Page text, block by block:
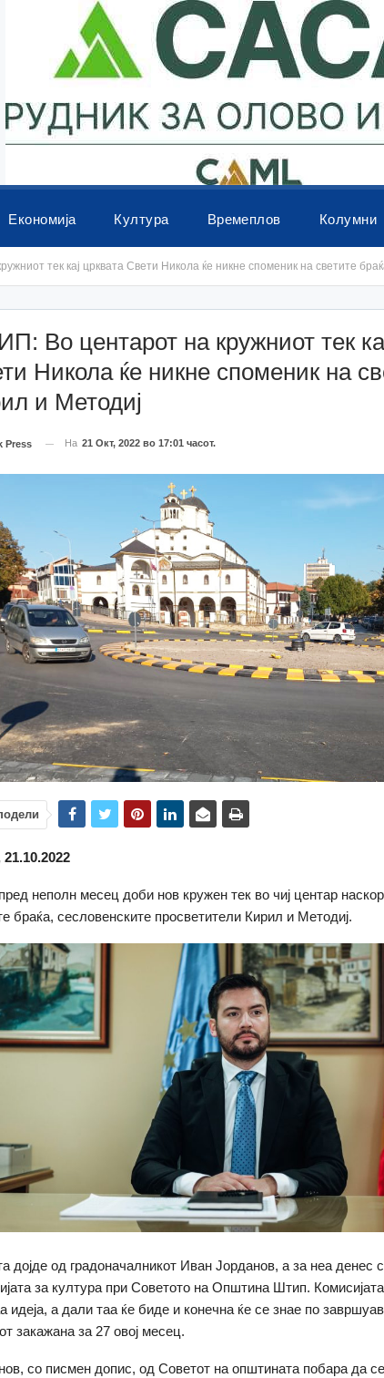
Економија Култура Времеплов Колумни
тек кај црквата Свети Никола ќе никне споменик на светите
Во центарот на кружниот тек
Никола ќе никне споменик на
и Методиј
Press На 21 Окт, 2022 во 17:01 часот.
неполн месец доби нов кружен тек во чиј центар
браќа, сесловенските просветители Кирил и Методиј.
дојде од градоначалникот Иван Јорданов, а за неа денес
за култура при Советото на Општина Штип.
идеја, а дали таа ќе биде и конечна ќе се знае по
закажана за 27 овој месец.
со писмен допис, од Советот на општината побара да